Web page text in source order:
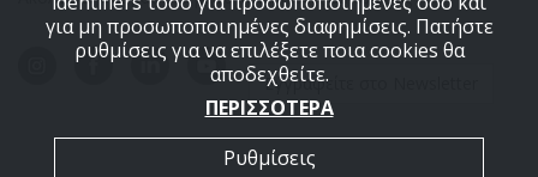
Εγγραφείτε στο Newsletter
για μη προσωποποιημένες διαφημίσεις. Πατήστε
ρυθμίσεις για να επιλέξετε ποια cookies θα
αποδεχθείτε.
ΠΕΡΙΣΣΟΤΕΡΑ
Ρυθμίσεις